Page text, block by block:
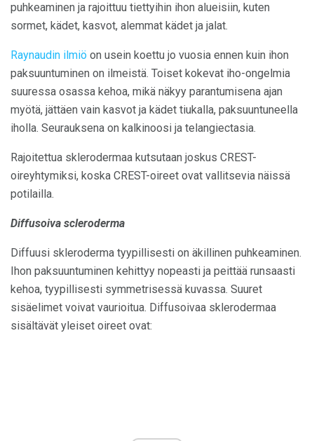
puhkeaminen ja rajoittuu tiettyihin ihon alueisiin, kuten
sormet, kädet, kasvot, alemmat kädet ja jalat.
Raynaudin ilmiö on usein koettu jo vuosia ennen kuin ihon
paksuuntuminen on ilmeistä. Toiset kokevat iho-ongelmia
suuressa osassa kehoa, mikä näkyy parantumisena ajan
myötä, jättäen vain kasvot ja kädet tiukalla, paksuuntuneella
iholla. Seurauksena on kalkinoosi ja telangiectasia.
Rajoitettua sklerodermaa kutsutaan joskus CREST-
oireyhtymiksi, koska CREST-oireet ovat vallitsevia näissä
potilailla.
Diffusoiva scleroderma
Diffuusi skleroderma tyypillisesti on äkillinen puhkeaminen.
Ihon paksuuntuminen kehittyy nopeasti ja peittää runsaasti
kehoa, tyypillisesti symmetrisessä kuvassa. Suuret
sisäelimet voivat vaurioitua. Diffusoivaa sklerodermaa
sisältävät yleiset oireet ovat: